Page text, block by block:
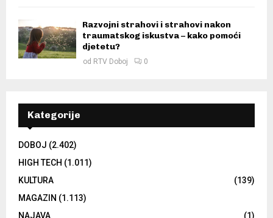
Razvojni strahovi i strahovi nakon
traumatskog iskustva – kako pomoći
djetetu?
od RTV Doboj 0
Kategorije
DOBOJ (2.402)
HIGH TECH (1.011)
KULTURA
(139)
MAGAZIN (1.113)
NAJAVA
(1)